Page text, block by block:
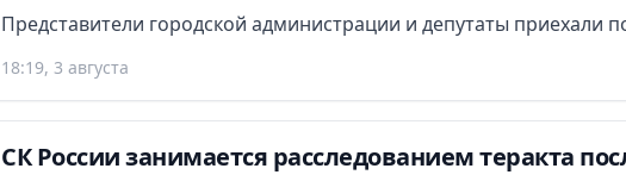
Представители городской администрации и депутаты приехали
18:19, 3 августа
СК России занимается расследованием теракта